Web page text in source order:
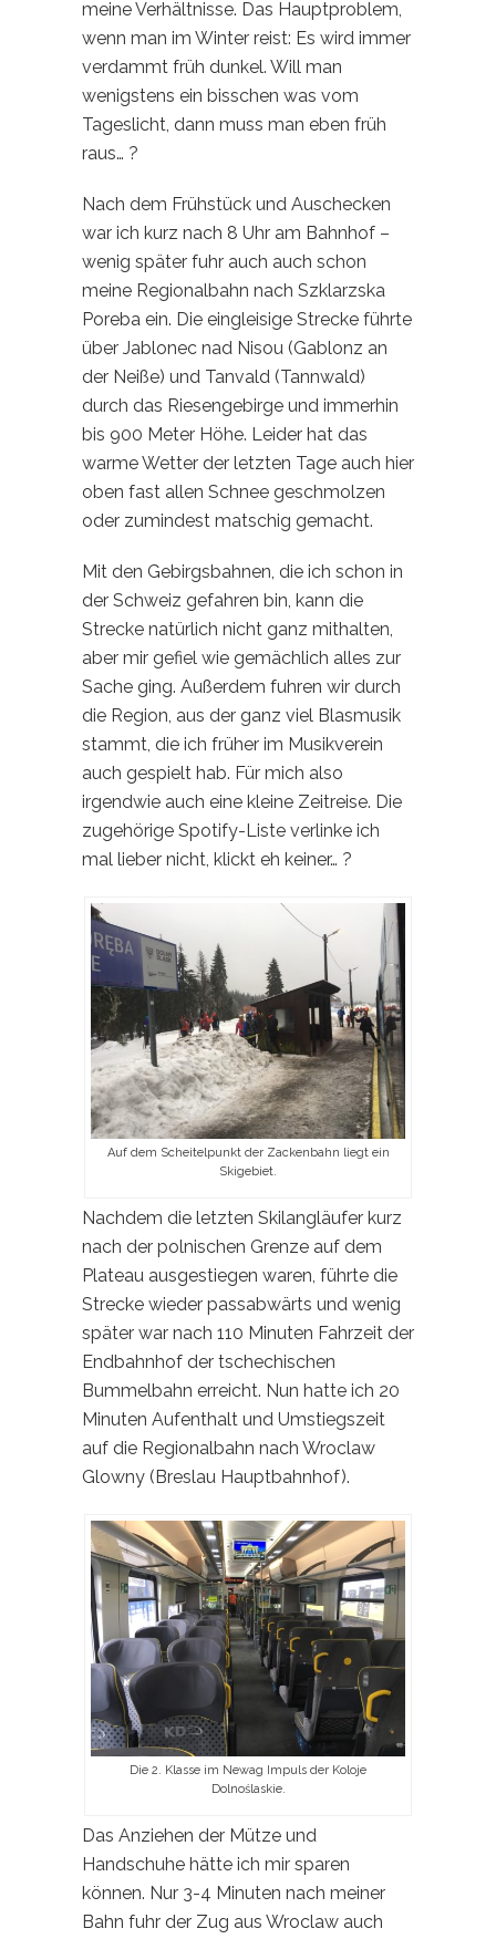
meine Verhältnisse. Das Hauptproblem,
wenn man im Winter reist: Es wird immer
verdammt früh dunkel. Will man
wenigstens ein bisschen was vom
Tageslicht, dann muss man eben früh
raus… ?
Nach dem Frühstück und Auschecken
war ich kurz nach 8 Uhr am Bahnhof –
wenig später fuhr auch auch schon
meine Regionalbahn nach Szklarzska
Poreba ein. Die eingleisige Strecke führte
über Jablonec nad Nisou (Gablonz an
der Neiße) und Tanvald (Tannwald)
durch das Riesengebirge und immerhin
bis 900 Meter Höhe. Leider hat das
warme Wetter der letzten Tage auch hier
oben fast allen Schnee geschmolzen
oder zumindest matschig gemacht.
Mit den Gebirgsbahnen, die ich schon in
der Schweiz gefahren bin, kann die
Strecke natürlich nicht ganz mithalten,
aber mir gefiel wie gemächlich alles zur
Sache ging. Außerdem fuhren wir durch
die Region, aus der ganz viel Blasmusik
stammt, die ich früher im Musikverein
auch gespielt hab. Für mich also
irgendwie auch eine kleine Zeitreise. Die
zugehörige Spotify-Liste verlinke ich
mal lieber nicht, klickt eh keiner… ?
Auf dem Scheitelpunkt der Zackenbahn liegt ein
Skigebiet.
Nachdem die letzten Skilangläufer kurz
nach der polnischen Grenze auf dem
Plateau ausgestiegen waren, führte die
Strecke wieder passabwärts und wenig
später war nach 110 Minuten Fahrzeit der
Endbahnhof der tschechischen
Bummelbahn erreicht. Nun hatte ich 20
Minuten Aufenthalt und Umstiegszeit
auf die Regionalbahn nach Wroclaw
Glowny (Breslau Hauptbahnhof).
Die 2. Klasse im Newag Impuls der Koloje
Dolnoślaskie.
Das Anziehen der Mütze und
Handschuhe hätte ich mir sparen
können. Nur 3-4 Minuten nach meiner
Bahn fuhr der Zug aus Wroclaw auch